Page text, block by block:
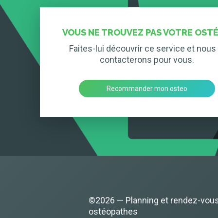
VOUS NE TROUVEZ PAS VOTRE
Faites-lui découvrir ce service et nous
contacterons pour vous.
Recommander mon osteo
©2026 — Planning et rendez-
ostéopathes